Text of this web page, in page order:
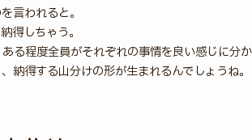
言われると。
得しちゃう。
る程度全員がそれぞれの事情を良い感じに分か
納得する山分けの形が生まれるんでしょうね。